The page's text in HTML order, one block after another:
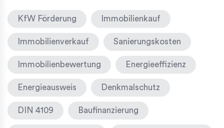
KfW Förderung Immobilienkauf
Immobilienverkauf Sanierungskosten
Immobilienbewertung Energieeffizienz
Energieausweis Denkmalschutz
DIN 4109 Baufinanzierung